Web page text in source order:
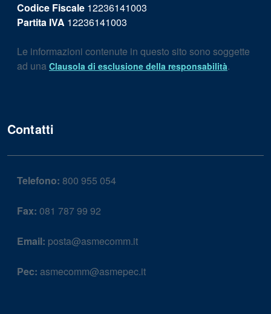
Codice Fiscale 12236141003
Partita IVA 12236141003
Le informazioni contenute in questo sito sono soggette
ad una Clausola di esclusione della responsabilità.
Contatti
Telefono: 800 955 054
Fax: 081 787 99 92
Email: posta@asmecomm.it
Pec: asmecomm@asmepec.it